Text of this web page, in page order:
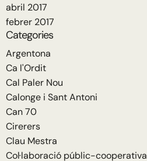
abril 2017
febrer 2017
Categories
Argentona
Ca l'Ordit
Cal Paler Nou
Calonge i Sant Antoni
Can 70
Cirerers
Clau Mestra
Col·laboració públic-cooperativa